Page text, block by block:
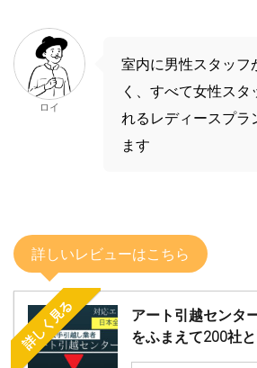
ロイ
室内に男性スタッフ
く、すべて女性スタ
れるレディースプラ
ます
詳しいレビューはこちら
詳しく見る
アート引越センタ
をふまえて200社